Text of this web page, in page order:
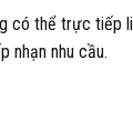
có thể trực tiếp
nhạn nhu cầu.